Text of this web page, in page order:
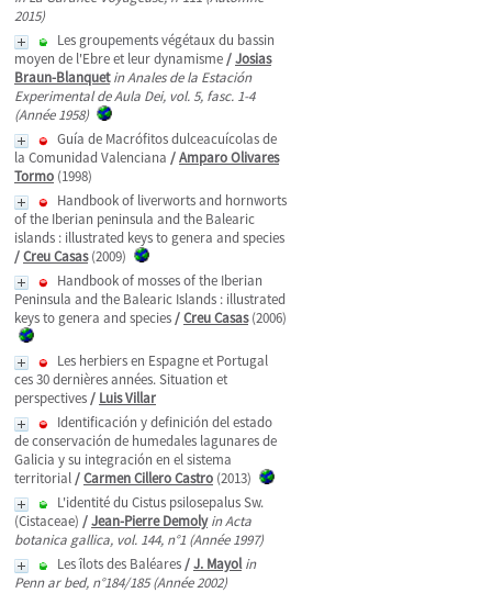
2015)
Les groupements végétaux du bassin
moyen de l'Ebre et leur dynamisme/Josias
Braun-Blanquet in Anales de la Estación
Experimental de Aula Dei, vol. 5, fasc. 1-4
(Année 1958)
Guía de Macrófitos dulceacuícolas de
la Comunidad Valenciana /Amparo Olivares
Tormo (1998)
Handbook of liverworts and hornworts
of the Iberian peninsula and the Balearic
islands : illustrated keys to genera and species
/Creu Casas(2009)
Handbook of mosses of the Iberian
Peninsula and the Balearic Islands : illustrated
keys to genera and species/Creu Casas(2006)
Les herbiers en Espagne et Portugal
ces 30 dernières années. Situation et
perspectives/ Luis Villar
Identificación y definición del estado
de conservación de humedales lagunares de
Galicia y su integración en el sistema
territorial/Carmen Cillero Castro (2013)
L'identité du Cistus psilosepalus Sw.
(Cistaceae) /Jean-Pierre Demoly in Acta
botanica gallica, vol. 144, n°1 (Année 1997)
Les îlots des Baléares/J. Mayol in
Penn ar bed, n°184/185 (Année 2002)